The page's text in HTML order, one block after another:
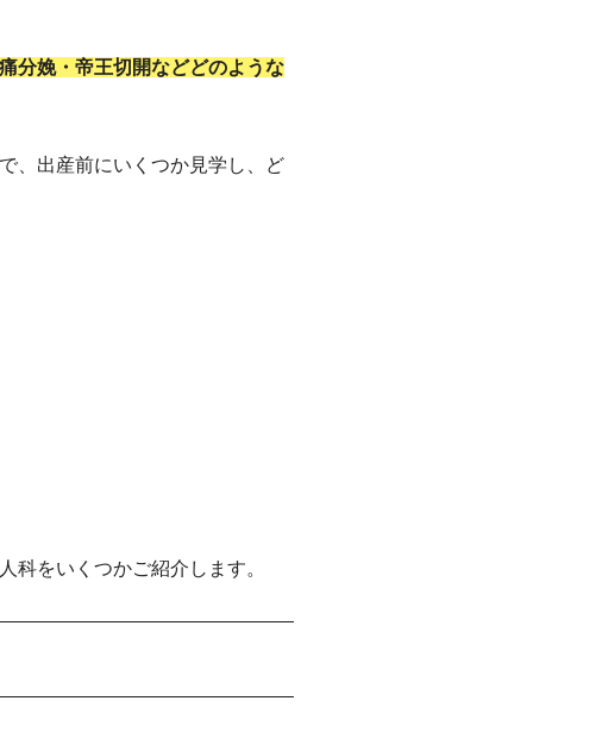
おきたい６つの文化と習慣。滞在前に押さえよう！
分娩・帝王切開などどのような
、出産前にいくつか見学し、ど
科をいくつかご紹介します。